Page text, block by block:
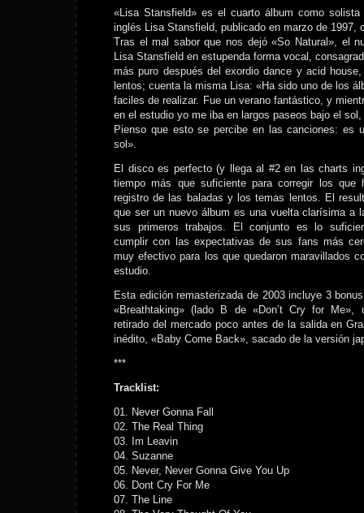
«Lisa Stansfield» es el cuarto álbum como
inglés Lisa Stansfield, publicado en marzo de 1997,
Tras el mal sabor que nos dejó «So Natural», el
Lisa Stansfield en estupenda forma vocal,
más puro después del exordio dance y acid
lentos; cuenta la misma Lisa: «Ha sido uno de los
faciles de realizar. Fue un verano fantástico, y
en el estudio yo me iba en largos paseos bajo el
Pienso que esto se percibe en las canciones: es
sol».
El disco es perfecto (y llega al #2 en las charts
tiempo más que suficiente para corregir los
registro de las baladas y los temas lentos. El
que ser un nuevo álbum es una vuelta clarísima a
sus primeros trabajos. El conjunto es lo
cumplir con las expectativas de sus fans más
muy efectivo para los que quedaron maravillados
estudio.
Esta edición remasterizada de 2003 incluye 3
«Breathtaking» (lado B de «Don’t Cry for Me»,
retirado del mercado poco antes de la salida en
inédito, «Baby Come Back», sacado de la versión
***
Tracklist:
01. Never Gonna Fall
02. The Real Thing
03. Im Leavin
04. Suzanne
05. Never, Never Gonna Give You Up
06. Dont Cry For Me
07. The Line